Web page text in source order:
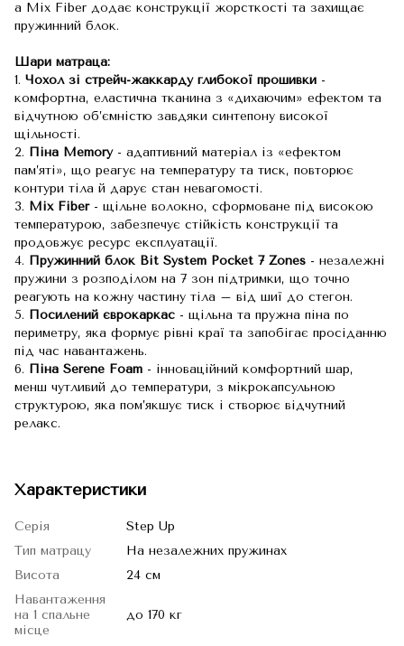
а Mix Fiber додає конструкції жорсткості та захищає
пружинний блок.
Шари матраца:
1. Чохол зі стрейч-жаккарду глибокої прошивки -
комфортна, еластична тканина з «дихаючим» ефектом та
відчутною об’ємністю завдяки синтепону високої
щільності.
2. Піна Memory - адаптивний матеріал із «ефектом
пам’яті», що реагує на температуру та тиск, повторює
контури тіла й дарує стан невагомості.
3. Mix Fiber- щільне волокно, сформоване під високою
температурою, забезпечує стійкість конструкції та
продовжує ресурс експлуатації.
4. Пружинний блок Bit System Pocket 7 Zones - незалежні
пружини з розподілом на 7 зон підтримки, що точно
реагують на кожну частину тіла – від шиї до стегон.
5. Посилений єврокаркас - щільна та пружна піна по
периметру, яка формує рівні краї та запобігає просіданню
під час навантажень.
6. Піна Serene Foam - інноваційний комфортний шар,
менш чутливий до температури, з мікрокапсульною
структурою, яка пом’якшує тиск і створює відчутний
релакс.
Характеристики
Серія
Step Up
Тип матрацу
На незалежних пружинах
Висота
24 см
Навантаження
на 1 спальне
місце
до 170 кг